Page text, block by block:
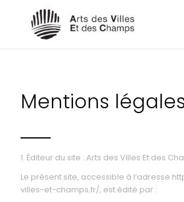
Mentions
1. Éditeur du site : Arts des Villes Et des
Le présent site, accessible à l’adresse
villes-et-champs.fr/, est édité par :